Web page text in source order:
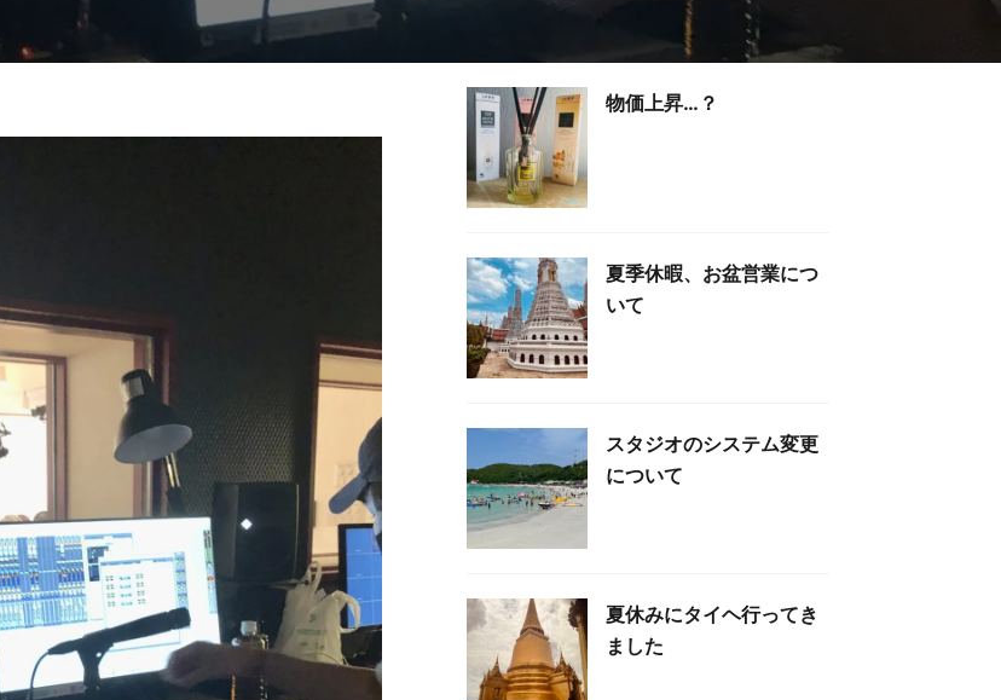
物価上昇…？
夏季休暇、お盆営業につ
いて
スタジオのシステム変更
について
夏休みにタイヘ行ってき
ました